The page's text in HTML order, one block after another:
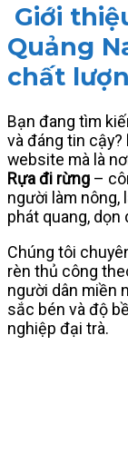
Giới
Quảng
chất
Bạn đang tìm
và đáng tin cậy?
website mà là
Rựa đi rừng –
người làm nông,
phát quang, dọn
Chúng tôi
rèn thủ công
người dân miền
sắc bén và độ
nghiệp đại trà.